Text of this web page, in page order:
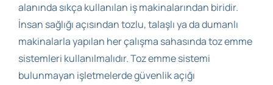
alanında sıkça kullanılan iş makinalarından biridir.
İnsan sağlığı açısından tozlu, talaşlı ya da dumanlı
makinalarla yapılan her çalışma sahasında toz emme
sistemleri kullanılmalıdır. Toz emme sistemi
bulunmayan işletmelerde güvenlik açığı